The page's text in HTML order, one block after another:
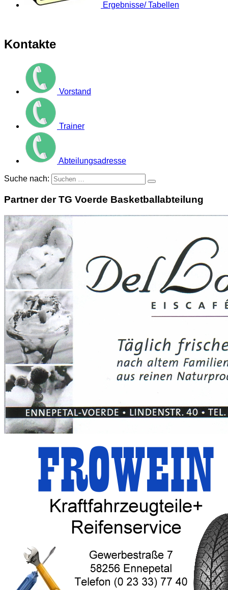
Ergebnisse/ Tabellen
Kontakte
Vorstand
Trainer
Abteilungsadresse
Suche nach:
Partner der TG Voerde Basketballabteilung